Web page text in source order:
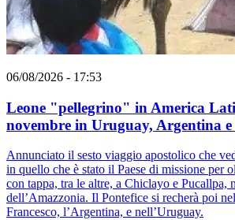
06/08/2026 - 17:53
Leone "pellegrino" in America
novembre in Uruguay, Argentina e
Annunciato il sesto viaggio apostolico che
in quello che è stato il Paese di missione per
con tappa, tra le altre, a Chiclayo e Pucallpa,
dell’Amazzonia. Il Pontefice si recherà poi
Francesco, l’Argentina, e nell’Uruguay.